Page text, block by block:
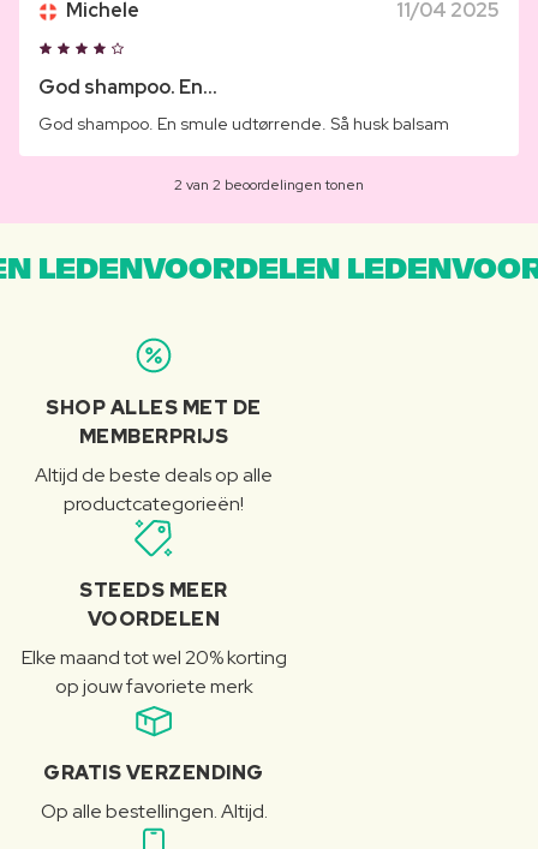
Michele 11/04 2025
God shampoo. En...
God shampoo. En smule udtørrende. Så husk balsam
2 van 2 beoordelingen tonen
LEDENVOORDELEN
SHOP ALLES MET DE
MEMBERPRIJS
Altijd de beste deals op alle
productcategorieën!
STEEDS MEER
VOORDELEN
Elke maand tot wel 20% korting
op jouw favoriete merk
GRATIS VERZENDING
Op alle bestellingen. Altijd.